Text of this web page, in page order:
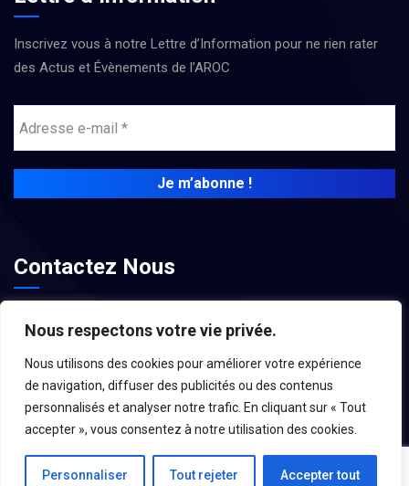
Nous respectons votre vie privée.
Nous utilisons des cookies pour améliorer votre expérience
de navigation, diffuser des publicités ou des contenus
personnalisés et analyser notre trafic. En cliquant sur « Tout
accepter », vous consentez à notre utilisation des cookies.
Personnaliser Tout rejeter Accepter tout
Inscrivez vous à notre Lettre d’Information pour ne rien rater
des Actus et Évènements de l’AROC
Contactez Nous
contact@associations-aroc.fr